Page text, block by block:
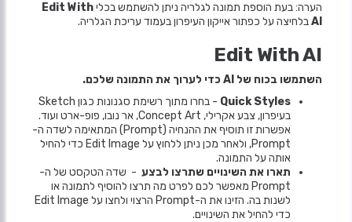
הערה: בעת הוספת תמונה לגלריה ניתן להשתמש בכליEdit With
AIבלחיצה על כפתור אייקון העיפרון בעמוד עריכת הגלריה.
Edit With AI
השתמשו בכוח של AI כדי לערוך את התמונה שלכם.
Quick Styles
- בחרו מתוך רשימת סגנונות כגון Sketch
בעיפרון, צבע אקרילי, Concept Art, אר נובו, פופ-ארט ועוד.
אפשרות זו תוסיף את ההנחיה (Prompt) המתאימה לשדה ה-
Prompt, ולאחר מכן ניתן ללחוץ על Edit Image כדי להחיל
אותה על התמונה.
תארו את השינויים שתרצו לבצע - שדה הטקסט של ה-
Prompt מאפשר לכם לפרט מה תרצו להוסיף לתמונה או
לשנות בה. הזינו את ה-Prompt הרצוי ולחצו על Edit Image
כדי להחיל את השינויים.